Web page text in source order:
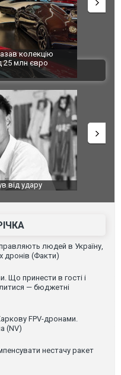
колекцію
25 млн євро
Huawei
моделлю
від удару
людей в Україну,
дронів (Факти)
Що принести в гості і
— бюджетні
FPV-дронами.
(NV)
нестачу ракет